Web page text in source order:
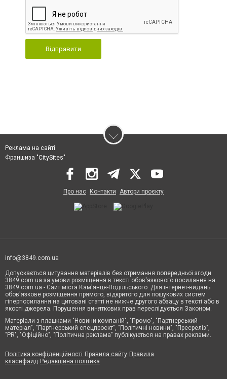
Відправити
Реклама на сайті
Франшиза "CitySites"
Про нас Контакти Автори проєкту
info@3849.com.ua
Допускається цитування матеріалів без отримання попередньої згоди
3849.com.ua за умови розміщення в тексті обов'язкового посилання на
3849.com.ua - Сайт міста Кам'янця-Подільського. Для інтернет-видань
обов'язкове розміщення прямого, відкритого для пошукових систем
гіперпосилання на цитовані статті не нижче другого абзацу в тексті або в
якості джерела. Порушення виняткових прав переслідується Законом.
Матеріали з плашками "Новини компаній", "Промо", "Партнерський
матеріал", "Партнерський спецпроєкт", "Політичні новини", "Пресреліз",
"PR", "Офіційно", "Політична реклама" публікуються на правах реклами.
Політика конфіденційності Правила сайту Правила
класифайд Редакційна політика